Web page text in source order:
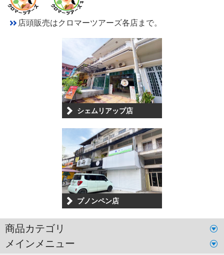
店頭販売はクロマーツアーズ各店まで。
シェムリアップ店
プノンペン店
商品カテゴリ
メインメニュー